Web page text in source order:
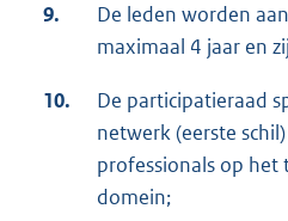
9.
De leden worden
maximaal 4 jaar en
10.
De participatieraad
netwerk (eerste
professionals op het
domein;